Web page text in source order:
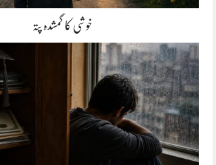
خوشی کا گمشدہ پتہ